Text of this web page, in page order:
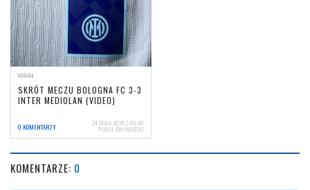
OGÓLNA
SKRÓT MECZU BOLOGNA FC 3-3
INTER MEDIOLAN (VIDEO)
0 KOMENTARZY 24 MAJA 2026 | 00:49
PAWEŁ ŚWINARSKI
KOMENTARZE: 0